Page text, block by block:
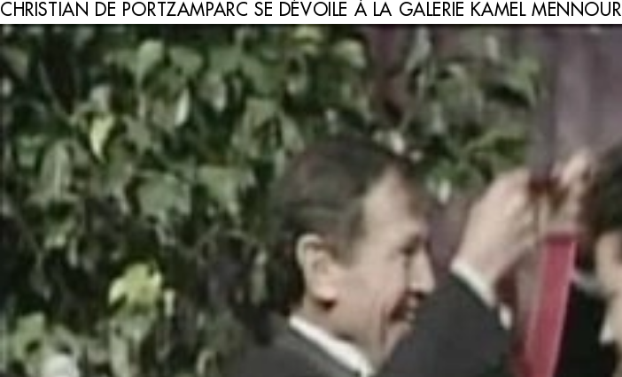
CHRISTIAN DE PORTZAMPARC SE DÉVOILE À LA GALERIE KAMEL MENNOUR